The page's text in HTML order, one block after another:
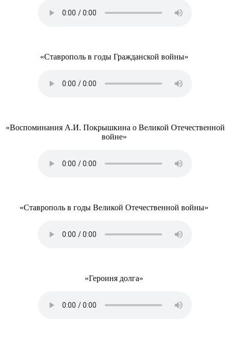
«Ставрополь в годы Гражданской войны»
«Воспоминания А.И. Покрышкина о Великой Отечественной
войне»
«Ставрополь в годы Великой Отечественной войны»
«Героиня долга»